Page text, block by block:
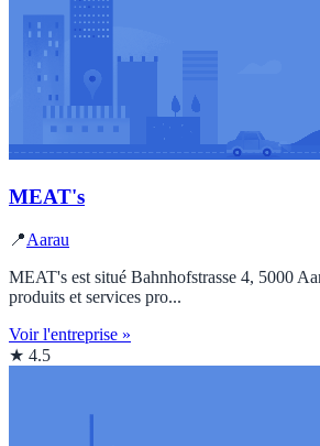
MEAT's
📍Aarau
MEAT's est situé Bahnhofstrasse 4, 5000
produits et services pro...
Voir l'entreprise »
★ 4.5